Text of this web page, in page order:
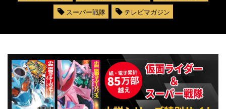
スーパー戦隊
テレビマガジン